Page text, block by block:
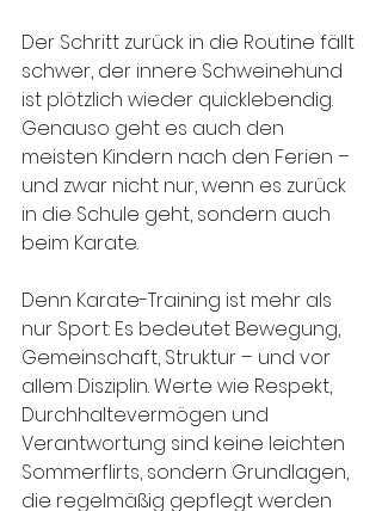
Der Schritt zurück in die Routine fällt
schwer, der innere Schweinehund
ist plötzlich wieder quicklebendig.
Genauso geht es auch den
meisten Kindern nach den Ferien –
und zwar nicht nur, wenn es zurück
in die Schule geht, sondern auch
beim Karate.
Denn Karate-Training ist mehr als
nur Sport: Es bedeutet Bewegung,
Gemeinschaft, Struktur – und vor
allem Disziplin. Werte wie Respekt,
Durchhaltevermögen und
Verantwortung sind keine leichten
Sommerflirts, sondern Grundlagen,
die regelmäßig gepflegt werden